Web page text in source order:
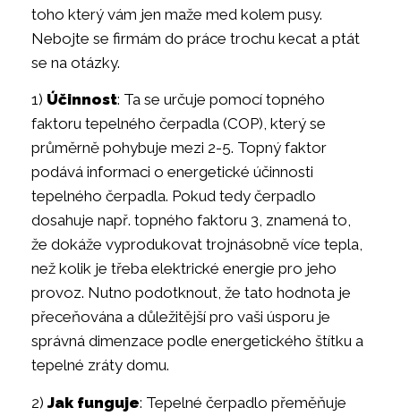
toho který vám jen maže med kolem pusy.
Nebojte se firmám do práce trochu kecat a ptát
se na otázky.
1) Účinnost: Ta se určuje pomocí topného
faktoru tepelného čerpadla (COP), který se
průměrně pohybuje mezi 2-5. Topný faktor
podává informaci o energetické účinnosti
tepelného čerpadla. Pokud tedy čerpadlo
dosahuje např. topného faktoru 3, znamená to,
že dokáže vyprodukovat trojnásobně více tepla,
než kolik je třeba elektrické energie pro jeho
provoz. Nutno podotknout, že tato hodnota je
přeceňována a důležitější pro vaši úsporu je
správná dimenzace podle energetického štítku a
tepelné zráty domu.
2) Jak funguje: Tepelné čerpadlo přeměňuje